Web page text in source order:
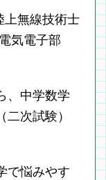
上無線技術士
気電子部
、中学数学
次試験）
で悩みやす